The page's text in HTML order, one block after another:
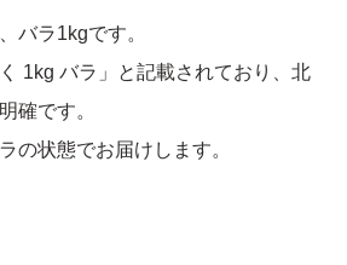
バラ1kgです。
1kg バラ」と記載されており、北
確です。
の状態でお届けします。